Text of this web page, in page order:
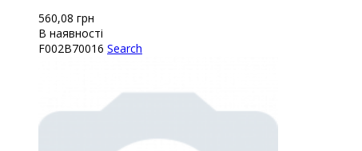
560,08 грн
В наявності
F002B70016 Search